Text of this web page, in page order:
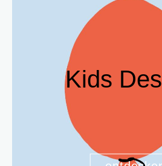
Kids